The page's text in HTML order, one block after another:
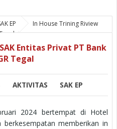
EP
In House Trining Riview
Entitas Privat PT Bank
Tegal
AKTIVITAS SAK EP
2024 bertempat di Hotel
memberikan in